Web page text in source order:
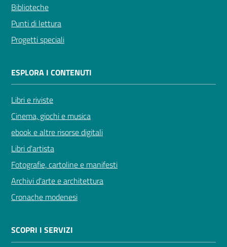
Biblioteche
Punti di lettura
Progetti speciali
ESPLORA I CONTENUTI
Libri e riviste
Cinema, giochi e musica
ebook e altre risorse digitali
Libri d'artista
Fotografie, cartoline e manifesti
Archivi d'arte e architettura
Cronache modenesi
SCOPRI I SERVIZI